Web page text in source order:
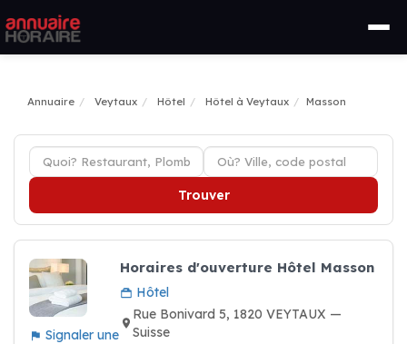
Annuaire Veytaux Hôtel Hôtel à Veytaux Masson
Trouver
Signaler une
Horaires d'ouverture Hôtel Masson
Hôtel
Rue Bonivard 5, 1820 VEYTAUX —
Suisse